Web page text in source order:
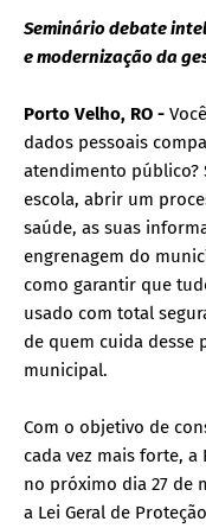
Seminário debate
e modernização da
Porto Velho, RO -
dados pessoais
atendimento público?
escola, abrir um
saúde, as suas
engrenagem do
como garantir que
usado com total
de quem cuida desse
municipal.
Com o objetivo de
cada vez mais forte,
no próximo dia 27 de
a Lei Geral de